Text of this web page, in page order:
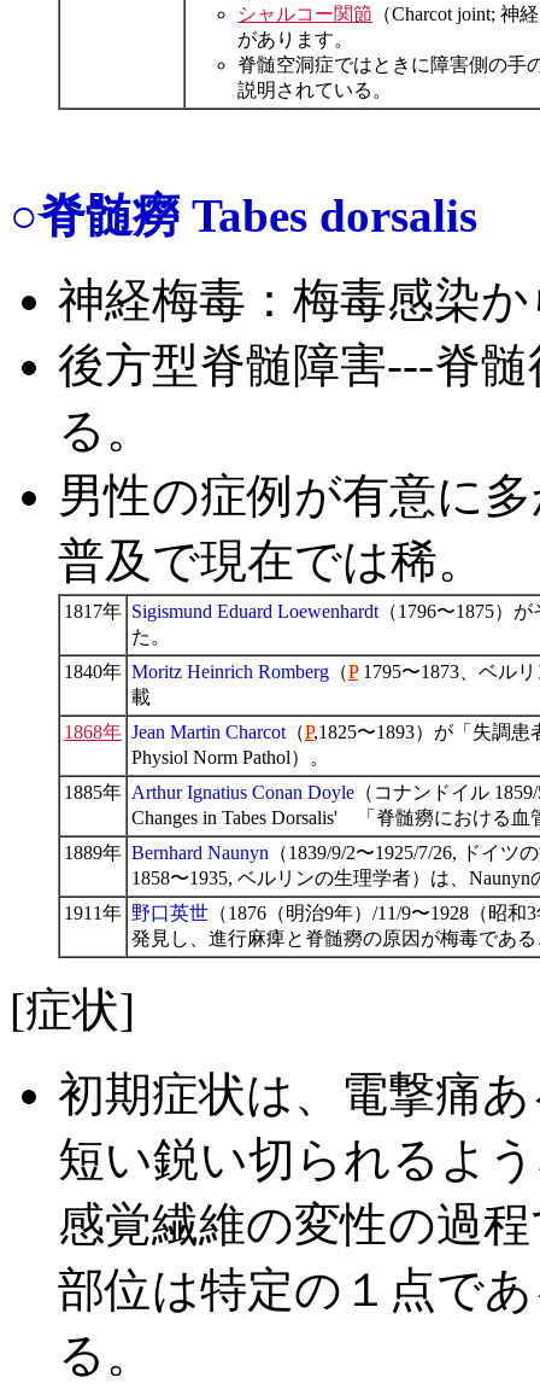
シャルコー関節 （Charcot joint;
があります。
脊髄空洞症ではときに障害側の手
説明されている。
○脊髄癆 Tabes dorsalis
神経梅毒：梅毒感染
後方型脊髄障害---脊
る。
男性の症例が有意に
普及で現在では稀。
1817年 Sigismund Eduard Loewenhardt （1796〜1875）
た。
1840年 Moritz Heinrich Romberg （P1795〜1873、ベル
載
1868年 Jean Martin Charcot （P,1825〜1893）が「失調
Physiol Norm Pathol）。
1885年 Arthur Ignatius Conan Doyle （コナンドイル
Changes in Tabes Dorsalis' 「脊髄癆における
1889年 Bernhard Naunyn （1839/9/2〜1925/7/26, ドイツ
1858〜1935, ベルリンの生理学者）は、Naunyn
1911年 野口英世 （1876（明治9年）/11/9〜1928（昭
発見し、進行麻痺と脊髄癆の原因が梅毒であ
[症状]
初期症状は、電撃痛
短い鋭い切られるよ
感覚繊維の変性の過
部位は特定の１点で
る。